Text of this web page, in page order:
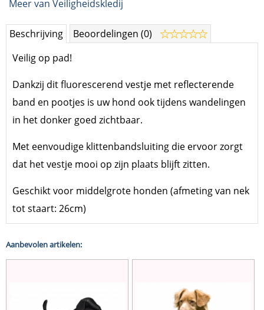
Meer van Veiligheidskledij
Beschrijving
Beoordelingen (0)
Veilig op pad!
Dankzij dit fluorescerend vestje met reflecterende
band en pootjes is uw hond ook tijdens wandelingen
in het donker goed zichtbaar.
Met eenvoudige klittenbandsluiting die ervoor zorgt
dat het vestje mooi op zijn plaats blijft zitten.
Geschikt voor middelgrote honden (afmeting van nek
tot staart: 26cm)
Aanbevolen artikelen: